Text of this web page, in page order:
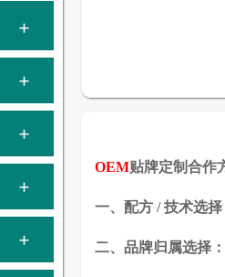
OEM贴牌定制合作
一、配方 / 技术选择
二、品牌归属选择：